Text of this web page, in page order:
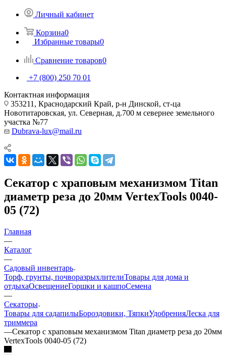
Личный кабинет
Корзина0
Избранные товары0
Сравнение товаров0
+7 (800) 250 70 01
Контактная информация
353211, Краснодарский Край, р-н Динской, ст-ца
Новотитаровская, ул. Северная, д.700 м севернее земельного
участка №77
Dubrava-lux@mail.ru
Секатор с храповым механизмом Titan
диаметр реза до 20мм VertexTools 0040-
05 (72)
Главная
—
Каталог
—
Садовый инвентарь
Торф, грунты, почворазрыхлителиТовары для дома и
отдыхаОсвещениеГоршки и кашпоСемена
—
Секаторы
Товары для садапилыБороздовики, ТяпкиУдобренияЛеска для
триммера
—Секатор с храповым механизмом Titan диаметр реза до 20мм
VertexTools 0040-05 (72)